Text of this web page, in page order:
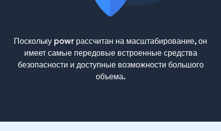
Поскольку powr рассчитан на масштабирование, он
имеет самые передовые встроенные средства
безопасности и доступные возможности большого
объема.